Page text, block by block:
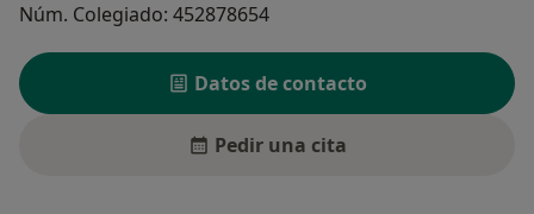
Núm. Colegiado: 452878654
Datos de contacto
Pedir una cita